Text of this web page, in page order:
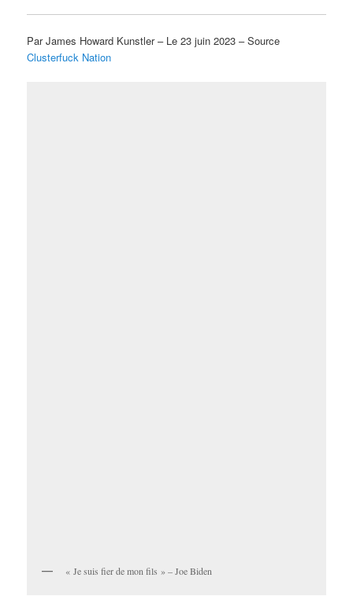
Par James Howard Kunstler – Le 23 juin 2023 – Source
Clusterfuck Nation
« Je suis fier de mon fils » – Joe Biden